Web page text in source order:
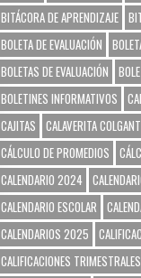
BITÁCORA DE APRENDIZAJE
BOLETA DE EVALUACIÓN
BOLETAS DE EVALUACIÓN
BOLETINES INFORMATIVOS
CAJITAS CALAVERITA
CÁLCULO DE PROMEDIOS
CALENDARIO 2024
CALENDARIO ESCOLAR
CALENDARIOS 2025
CALIFICACIONES TRIMESTRALES